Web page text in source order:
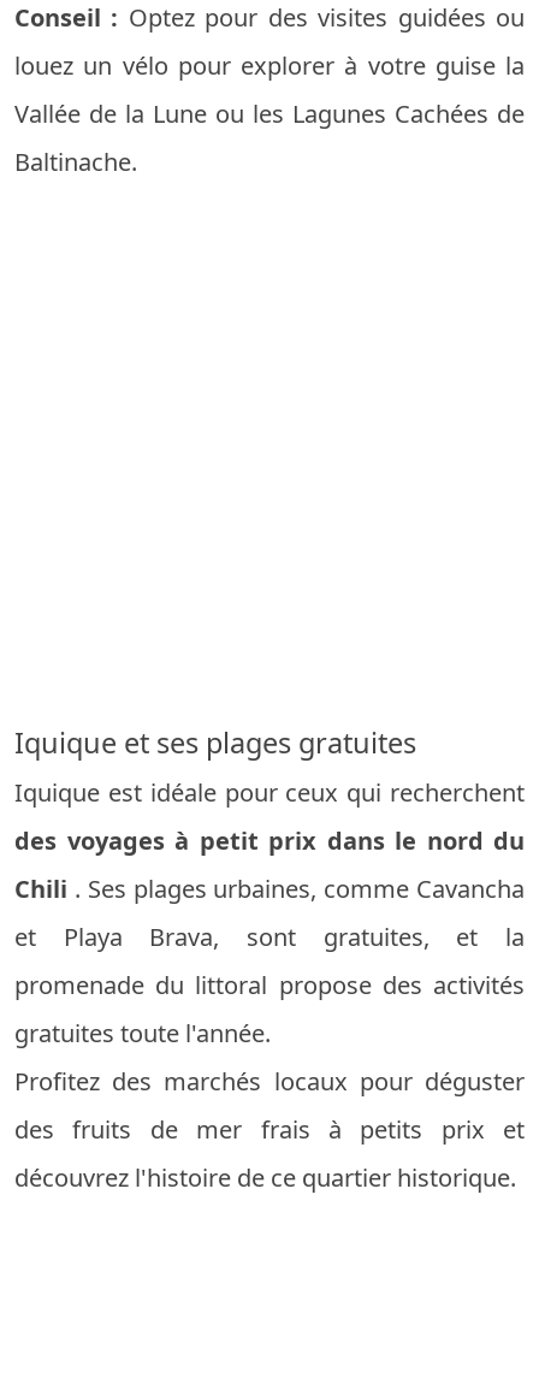
Conseil : Optez pour des visites guidées ou
louez un vélo pour explorer à votre guise la
Vallée de la Lune ou les Lagunes Cachées de
Baltinache.
Iquique et ses plages gratuites
Iquique est idéale pour ceux qui recherchent
des voyages à petit prix dans le nord du
Chili . Ses plages urbaines, comme Cavancha
et Playa Brava, sont gratuites, et la
promenade du littoral propose des activités
gratuites toute l'année.
Profitez des marchés locaux pour déguster
des fruits de mer frais à petits prix et
découvrez l'histoire de ce quartier historique.